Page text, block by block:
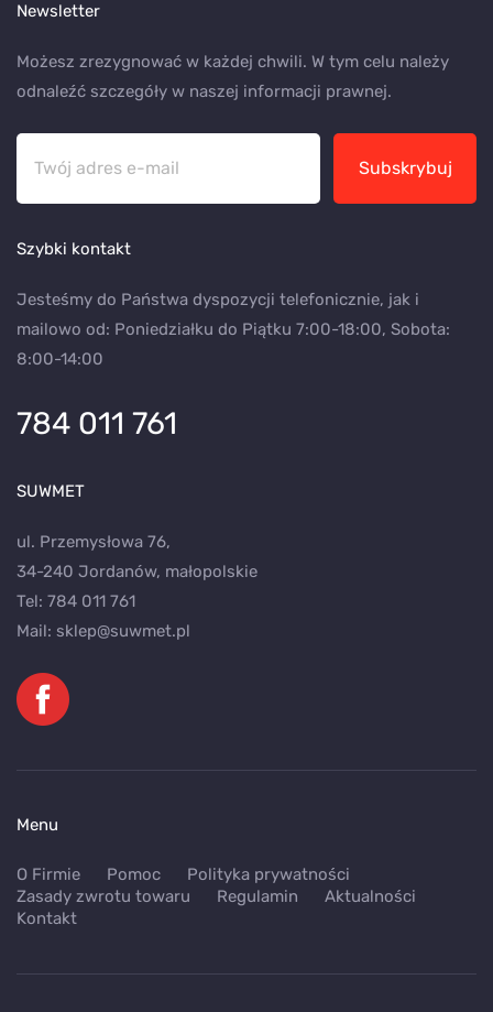
Newsletter
Możesz zrezygnować w każdej chwili. W tym celu należy
odnaleźć szczegóły w naszej informacji prawnej.
Subskrybuj
Szybki kontakt
Jesteśmy do Państwa dyspozycji telefonicznie, jak i
mailowo od: Poniedziałku do Piątku 7:00-18:00, Sobota:
8:00-14:00
784 011 761
SUWMET
ul. Przemysłowa 76,
34-240 Jordanów, małopolskie
Tel: 784 011 761
Mail: sklep@suwmet.pl
Menu
O Firmie Pomoc
Polityka prywatności
Zasady zwrotu towaru
Regulamin
Aktualności
Kontakt